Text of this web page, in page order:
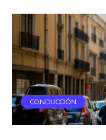
CONDUCCIÓN